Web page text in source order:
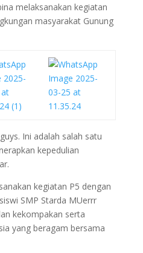
melaksanakan kegiatan
masyarakat Gunung
Ini adalah salah satu
kepedulian
kegiatan P5 dengan
SMP Starda MUerrr
kekompakan serta
yang beragam bersama